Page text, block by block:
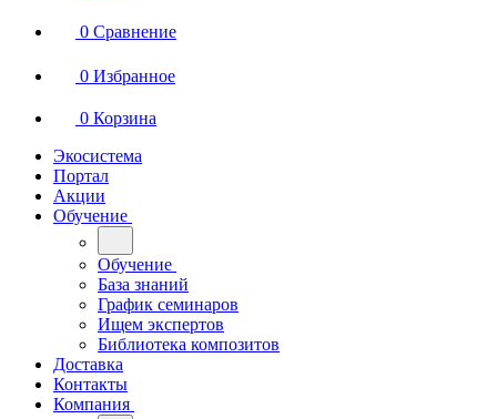
0 Сравнение
0 Избранное
0 Корзина
Экосистема
Портал
Акции
Обучение
Обучение
База знаний
График семинаров
Ищем экспертов
Библиотека композитов
Доставка
Контакты
Компания